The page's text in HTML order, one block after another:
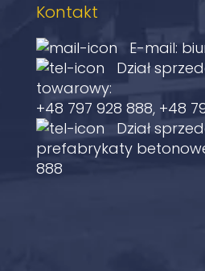
Kontakt
E-mail:
Dział
towarowy:
+48 797 928 888, +48
Dział
prefabrykaty
888